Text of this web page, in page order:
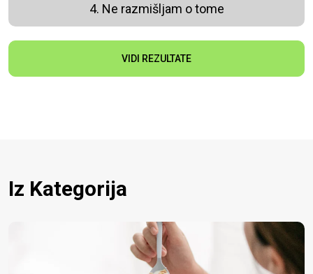
4. Ne razmišljam o tome
VIDI REZULTATE
Iz Kategorija